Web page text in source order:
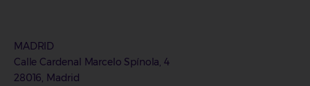
MADRID
Calle Cardenal Marcelo Spínola, 4
28016, Madrid